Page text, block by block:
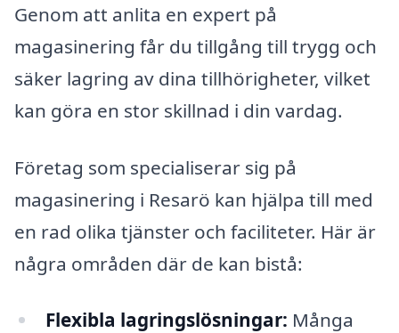
Genom att anlita en expert på
magasinering får du tillgång till trygg och
säker lagring av dina tillhörigheter, vilket
kan göra en stor skillnad i din vardag.
Företag som specialiserar sig på
magasinering i Resarö kan hjälpa till med
en rad olika tjänster och faciliteter. Här är
några områden där de kan bistå:
Flexibla lagringslösningar: Många